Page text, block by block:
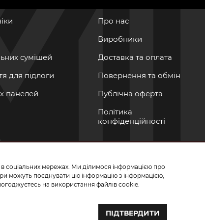
сумішей
для підлоги
панелей
Про нас
Виробники
Доставка та оплата
Повернення та обмін
Публічна оферта
Політика
конфіденційності
НАС У СОЦМЕРЕЖАХ
соціальних мережах. Ми ділимося інформацією про
можуть поєднувати цю інформацію з інформацією,
на використання файлів cookie.
ПІДТВЕРДИТИ